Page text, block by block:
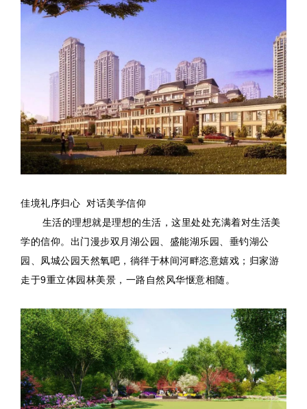
佳境礼序归心 对话美学信仰
生活的理想就是理想的生活，这里处处充满着对生活美
学的信仰。出门漫步双月湖公园、盛能湖乐园、垂钓湖公
园、凤城公园天然氧吧，徜徉于林间河畔恣意嬉戏；归家游
走于9重立体园林美景，一路自然风华惬意相随。